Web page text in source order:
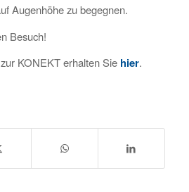
Augenhöhe zu begegnen.
Besuch!
KONEKT erhalten Sie hier.